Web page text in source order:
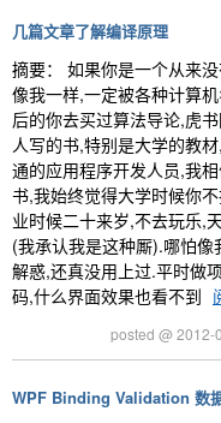
几篇文章了解编译原理
摘要： 如果你是一个从来
像我一样,一定被各种计算
后的你去买过算法导论,虎
人写的书,特别是大学的教
通的应用程序开发人员,我
书,我始终觉得大学时候你
业时候二十来岁,不去玩乐,
(我承认我是这种厮).哪怕
解惑,还真没用上过.平时做
码,什么界面效果也看不到
posted @
WPF Binding Validation 数